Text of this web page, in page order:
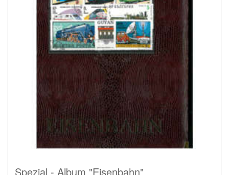
Spezial - Album "Eisenbahn"